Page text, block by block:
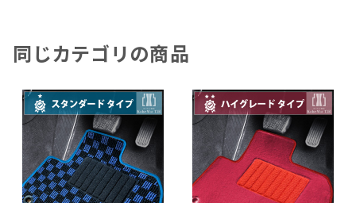
同じカテゴリの商品